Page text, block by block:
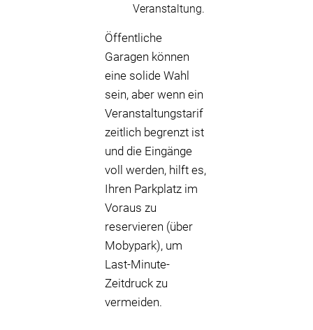
Veranstaltung.
Öffentliche
Garagen können
eine solide Wahl
sein, aber wenn ein
Veranstaltungstarif
zeitlich begrenzt ist
und die Eingänge
voll werden, hilft es,
Ihren Parkplatz im
Voraus zu
reservieren (über
Mobypark), um
Last-Minute-
Zeitdruck zu
vermeiden.